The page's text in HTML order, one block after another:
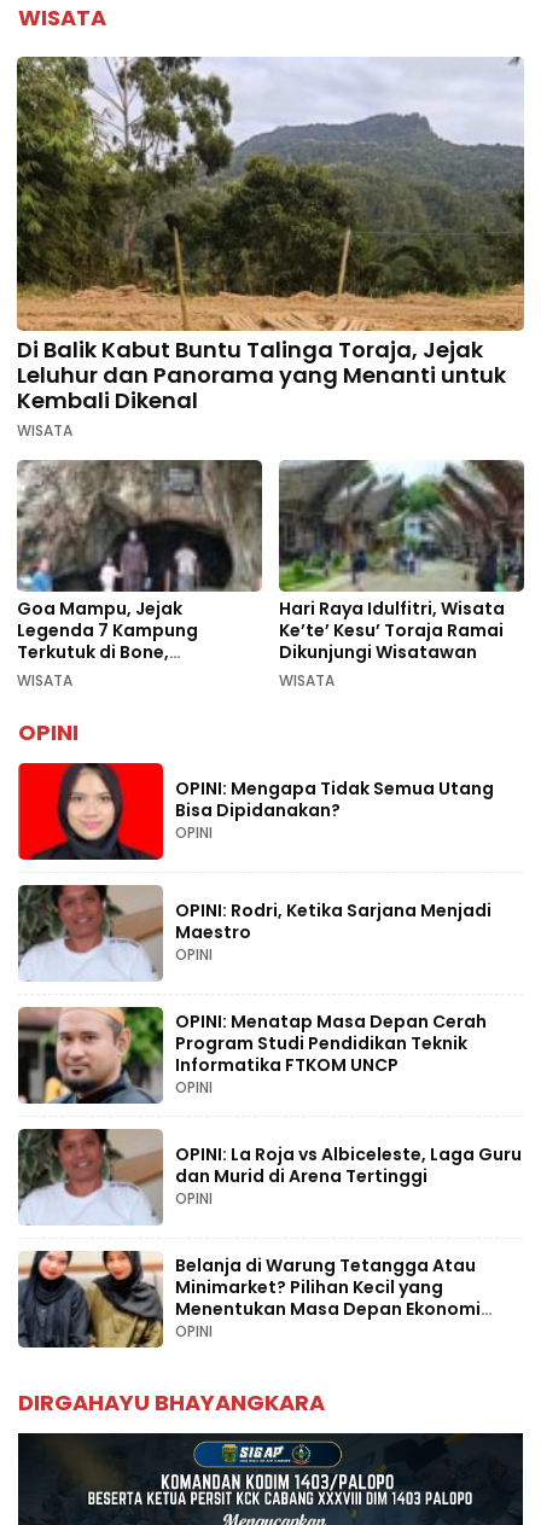
WISATA
Di Balik Kabut Buntu Talinga Toraja, Jejak
Leluhur dan Panorama yang Menanti untuk
Kembali Dikenal
WISATA
Goa Mampu, Jejak
Legenda 7 Kampung
Terkutuk di Bone,
Rekomendasi Liburan
WISATA
Hari Raya Idulfitri, Wisata
Ke’te’ Kesu’ Toraja Ramai
Dikunjungi Wisatawan
WISATA
OPINI
OPINI: Mengapa Tidak Semua Utang
Bisa Dipidanakan?
OPINI
OPINI: Rodri, Ketika Sarjana Menjadi
Maestro
OPINI
OPINI: Menatap Masa Depan Cerah
Program Studi Pendidikan Teknik
Informatika FTKOM UNCP
OPINI
OPINI: La Roja vs Albiceleste, Laga Guru
dan Murid di Arena Tertinggi
OPINI
Belanja di Warung Tetangga Atau
Minimarket? Pilihan Kecil yang
Menentukan Masa Depan Ekonomi
Palopo
OPINI
DIRGAHAYU BHAYANGKARA